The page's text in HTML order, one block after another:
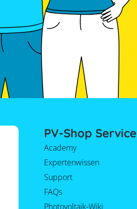
PV-Shop Service
Academy
Expertenwissen
Support
FAQs
Photovoltaik-Wiki